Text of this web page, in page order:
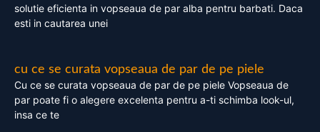
solutie eficienta in vopseaua de par alba pentru barbati. Daca
esti in cautarea unei
cu ce se curata vopseaua de par de pe piele
Cu ce se curata vopseaua de par de pe piele Vopseaua de
par poate fi o alegere excelenta pentru a-ti schimba look-ul,
insa ce te